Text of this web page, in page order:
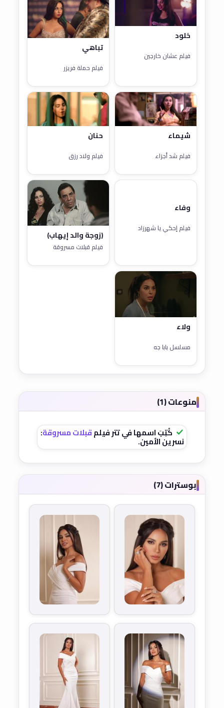
خلود
فيلم عشان خارجين
تباهي
فيلم حملة فريزر
شيماء
فيلم شد أجزاء
حنان
فيلم ولاد رزق
وفاء
فيلم إحكي يا شهرزاد
(زوجة والد إيهاب)
فيلم قبلات مسروقة
ولاء
مسلسل بابا جه
منوعات (1)
كُتِبَ اسمها في تتر فيلمقبلات مسروقة:
نسرين الأمين.
بوسترات (7)